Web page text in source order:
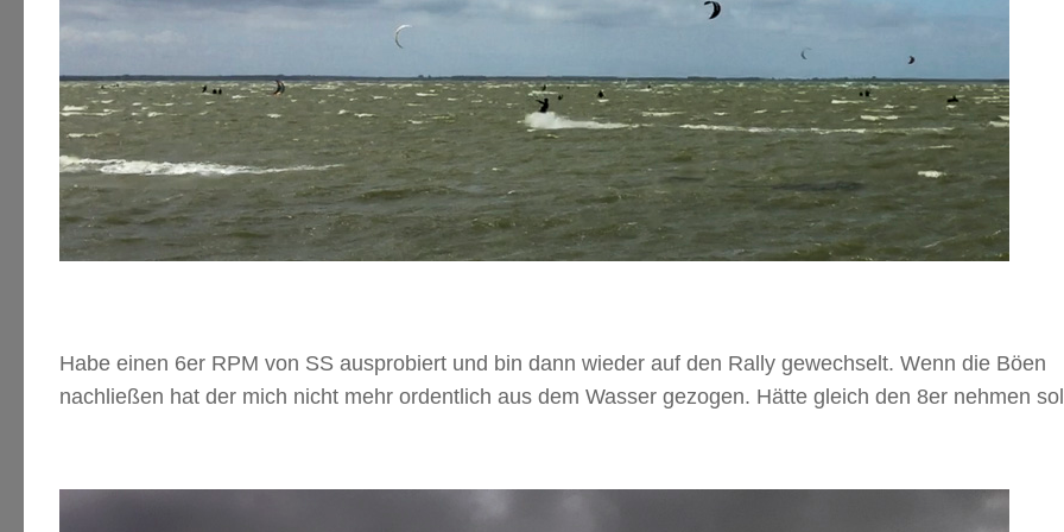
Habe einen 6er RPM von SS ausprobiert und bin dann wieder auf den Rally gewechselt. Wenn die Böen
nachließen hat der mich nicht mehr ordentlich aus dem Wasser gezogen. Hätte gleich den 8er nehmen